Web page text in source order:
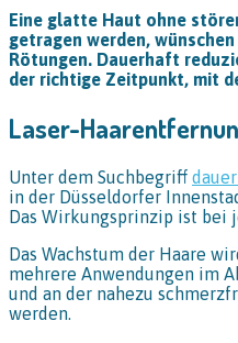
Eine glatte Haut ohne
getragen werden,
Rötungen. Dauerhaft
der richtige Zeitpunkt, mit
Laser-
Unter dem Suchbegriff
in der Düsseldorfer
Das Wirkungsprinzip ist bei
Das Wachstum der Haare
mehrere Anwendungen im
und an der nahezu
werden.